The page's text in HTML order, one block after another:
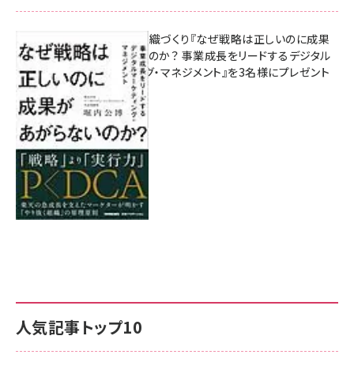
人気記事トップ10
成果を生む組織づくり『なぜ戦略は正しいのに成果
があがらないのか？ 事業成長をリードするデジタル
マーケティング・マネジメント』を3名様にプレゼント
8月7日 10:00